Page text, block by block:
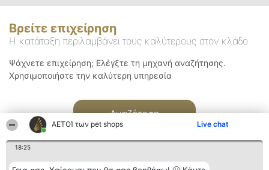
ΑΕΤΟΊ των pet shops Live chat
18:25
Βρείτε επιχείρηση
Η κατάταξη περιλαμβάνει τους καλύτερους στον κλάδο
Ψάχνετε επιχείρηση; Ελέγξτε τη μηχανή αναζήτησης.
Χρησιμοποιήστε την καλύτερη υπηρεσία
Αναζήτηση